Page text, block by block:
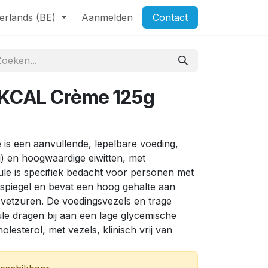
(BE) Aanmelden Contact
Crème 125g
is een aanvullende, lepelbare voeding,
en hoogwaardige eiwitten, met
is specifiek bedacht voor personen met
en bevat een hoog gehalte aan
De voedingsvezels en trage
dragen bij aan een lage glycemische
met vezels, klinisch vrij van